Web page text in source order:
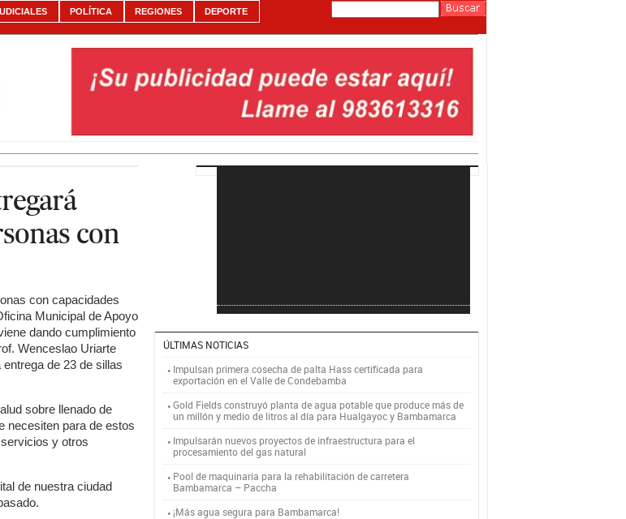
POLÍTICA REGIONES
DEPORTE
con
con capacidades
Municipal de Apoyo
dando cumplimiento
Wenceslao Uriarte
de 23 de sillas
sobre llenado de
necesiten para de estos
y otros
de nuestra ciudad
ÚLTIMAS NOTICIAS
Impulsan primera cosecha de palta Hass certificada para
exportación en el Valle de Condebamba
Gold Fields construyó planta de agua potable que produce más de
un millón y medio de litros al día para Hualgayoc y Bambamarca
Impulsarán nuevos proyectos de infraestructura para el
procesamiento del gas natural
Pool de maquinaria para la rehabilitación de carretera
Bambamarca – Paccha
¡Más agua segura para Bambamarca!